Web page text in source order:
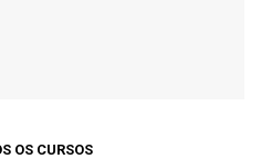
OS CURSOS